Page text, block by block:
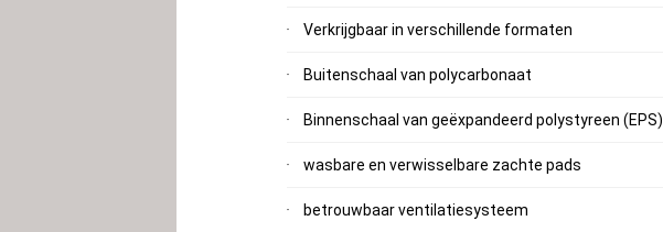
Verkrijgbaar in verschillende formaten
Buitenschaal van polycarbonaat
Binnenschaal van geëxpandeerd polystyreen (EPS)
wasbare en verwisselbare zachte pads
betrouwbaar ventilatiesysteem